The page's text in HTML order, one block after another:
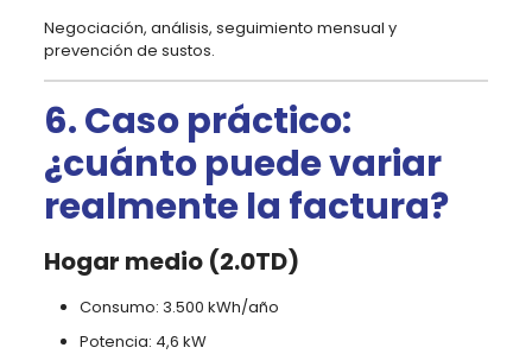
Negociación, análisis, seguimiento mensual y
prevención de sustos.
6. Caso práctico:
¿cuánto puede variar
realmente la factura?
Hogar medio (2.0TD)
Consumo: 3.500 kWh/año
Potencia: 4,6 kW